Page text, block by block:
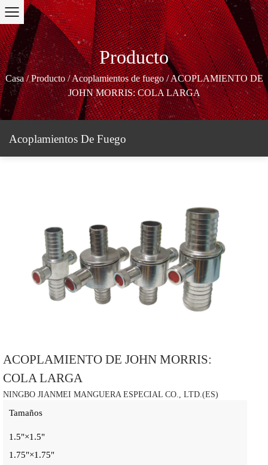
Producto
Casa/Producto/Acoplamientos de fuego/ACOPLAMIENTO DE
JOHN MORRIS: COLA LARGA
Acoplamientos De Fuego
ACOPLAMIENTO DE JOHN MORRIS:
COLA LARGA
NINGBO JIANMEI MANGUERA ESPECIAL CO., LTD.(ES)
Tamaños
1.5"×1.5"
1.75"×1.75"